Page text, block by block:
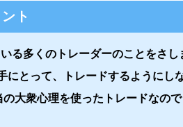
ト
る多くのトレーダーのことをさし
にとって、トレードするようにし
大衆心理を使ったトレードなので